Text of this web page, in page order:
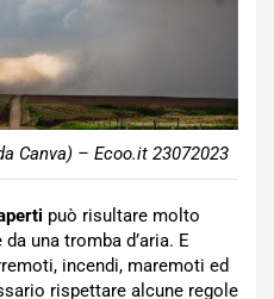
Canva) – Ecoo.it 23072023
può risultare molto
una tromba d’aria. E
incendi, maremoti ed
rispettare alcune regole